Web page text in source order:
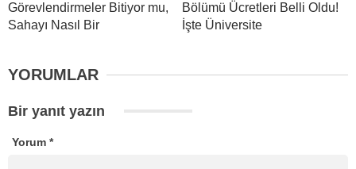
Görevlendirmeler Bitiyor mu,
Sahayı Nasıl Bir
Bölümü Ücretleri Belli Oldu!
İşte Üniversite
YORUMLAR
Bir yanıt yazın
Yorum *